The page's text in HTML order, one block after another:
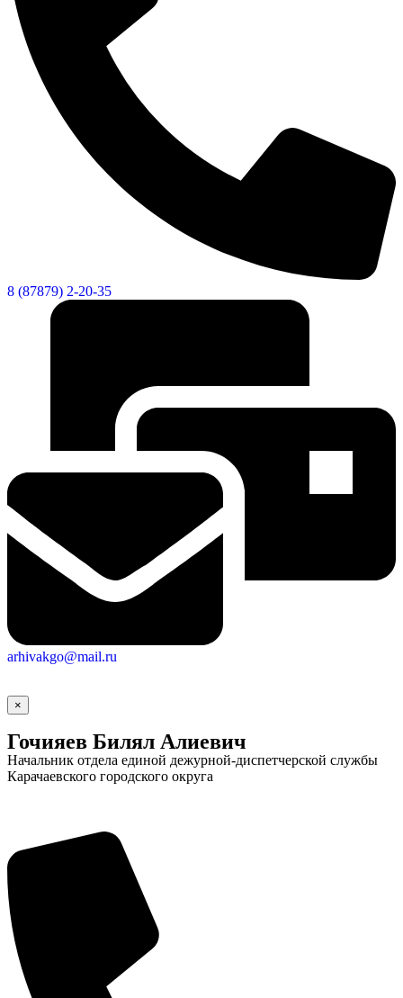
8 (87879) 2-20-35
arhivakgo@mail.ru
×
Гочияев Билял Алиевич
Начальник отдела единой дежурной-диспетчерской службы
Карачаевского городского округа